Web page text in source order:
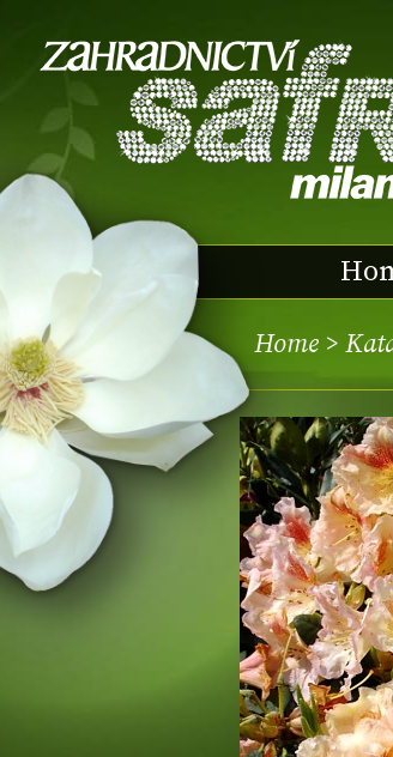
Home >